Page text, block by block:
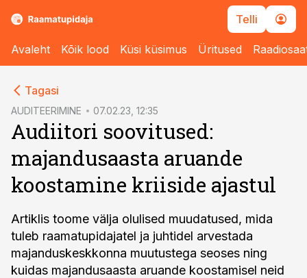
Telli
Avaleht Kõik lood Küsi küsimus Üritused
Tagasi
AUDITEERIMINE 07.02.23, 12:35
Audiitori soovitused:
majandusaasta aruande
koostamine kriiside ajastul
Artiklis toome välja olulised muudatused, mida
tuleb raamatupidajatel ja juhtidel arvestada
majanduskeskkonna muutustega seoses ning
kuidas majandusaasta aruande koostamisel neid